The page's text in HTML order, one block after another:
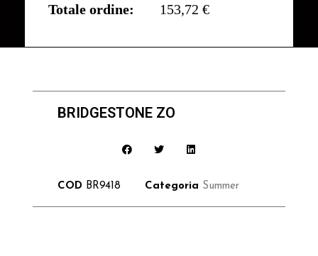
Totale ordine:
153,72 €
BRIDGESTONE ZO
COD BR9418 Categoria Summer